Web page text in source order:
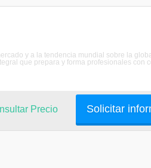
y a la tendencia mundial sobre la
que prepara y forma profesionales con
Solicitar
Precio